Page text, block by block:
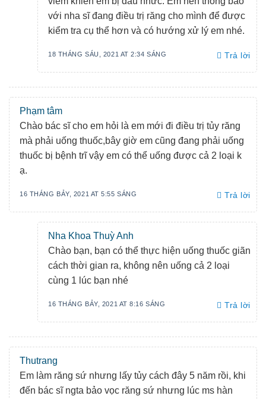
với nha sĩ đang điều trị răng cho mình để được
kiểm tra cụ thể hơn và có hướng xử lý em nhé.
18 THÁNG SÁU, 2021 AT 2:34 SÁNG Trả lời
Phạm tâm
Chào bác sĩ cho em hỏi là em mới đi điều trị tủy răng
mà phải uống thuốc,bây giờ em cũng đang phải uống
thuốc bị bệnh trĩ vậy em có thể uống được cả 2 loại k
ạ.
16 THÁNG BẢY, 2021 AT 5:55 SÁNG Trả lời
Nha Khoa Thuỳ Anh
Chào bạn, bạn có thể thực hiện uống thuốc giãn
cách thời gian ra, không nên uống cả 2 loại
cùng 1 lúc bạn nhé
16 THÁNG BẢY, 2021 AT 8:16 SÁNG Trả lời
Thutrang
Em làm răng sứ nhưng lấy tủy cách đây 5 năm rồi, khi
đến bác sĩ ngta bảo vọc răng sứ nhưng lúc ms hàn